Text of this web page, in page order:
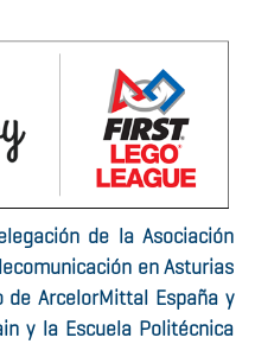
de la Asociación
en Asturias
de ArcelorMittal España y
y la Escuela Politécnica